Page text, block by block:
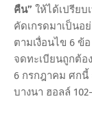
คืน” ให้ได้เปรีย
คัดเกรดมาเป็นอ
ตามเงื่อนไข 6
จดทะเบียนถูกต้อ
6 กรกฎาคม ศก
บางนา ฮอลล์